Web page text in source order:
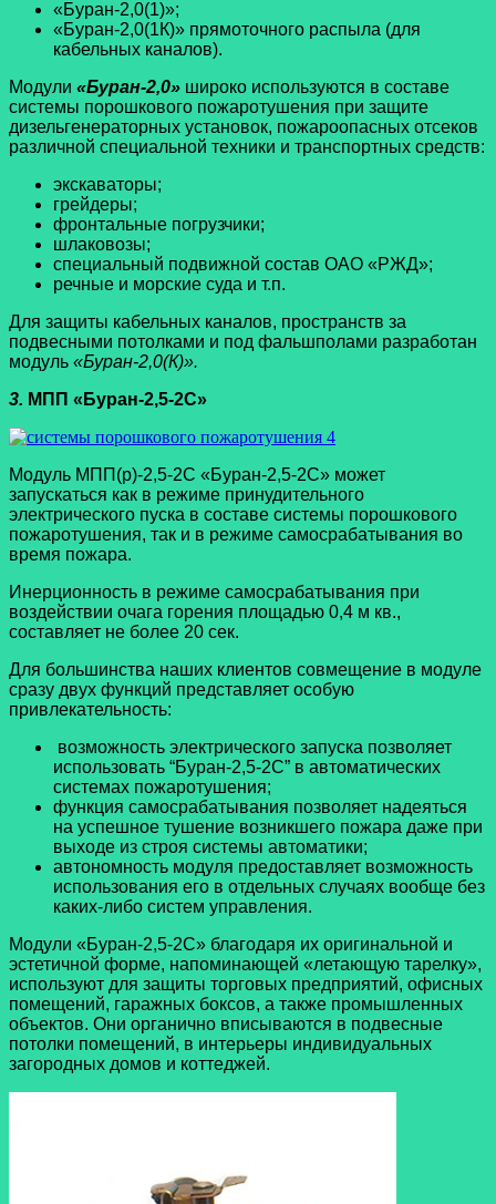
«Буран-2,0(1)»;
«Буран-2,0(1К)» прямоточного распыла (для
кабельных каналов).
Модули «Буран-2,0» широко используются в составе
системы порошкового пожаротушения при защите
дизельгенераторных установок, пожароопасных отсеков
различной специальной техники и транспортных средств:
экскаваторы;
грейдеры;
фронтальные погрузчики;
шлаковозы;
специальный подвижной состав ОАО «РЖД»;
речные и морские суда и т.п.
Для защиты кабельных каналов, пространств за
подвесными потолками и под фальшполами разработан
модуль «Буран-2,0(К)».
3. МПП «Буран-2,5-2С»
Модуль МПП(р)-2,5-2С «Буран-2,5-2С» может
запускаться как в режиме принудительного
электрического пуска в составе системы порошкового
пожаротушения, так и в режиме самосрабатывания во
время пожара.
Инерционность в режиме самосрабатывания при
воздействии очага горения площадью 0,4 м кв.,
составляет не более 20 сек.
Для большинства наших клиентов совмещение в модуле
сразу двух функций представляет особую
привлекательность:
возможность электрического запуска позволяет
использовать “Буран-2,5-2С” в автоматических
системах пожаротушения;
функция самосрабатывания позволяет надеяться
на успешное тушение возникшего пожара даже при
выходе из строя системы автоматики;
автономность модуля предоставляет возможность
использования его в отдельных случаях вообще без
каких-либо систем управления.
Модули «Буран-2,5-2С» благодаря их оригинальной и
эстетичной форме, напоминающей «летающую тарелку»,
используют для защиты торговых предприятий, офисных
помещений, гаражных боксов, а также промышленных
объектов. Они органично вписываются в подвесные
потолки помещений, в интерьеры индивидуальных
загородных домов и коттеджей.